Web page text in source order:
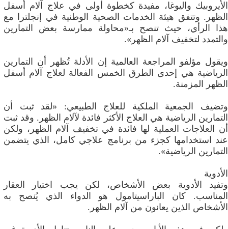
الأيروبيك واليوغا، مفيدة كخطوة أولى في علاج آلام أسفل
الظهر. وتتفق هيئة الخدمات الصحية الوطنية في إنجلترا مع
هذا الرأي، حيث تنصح بـ«محاولة ممارسة بعض التمارين
والتمدد لتخفيف آلام الظهر».
ويقول مؤلفو المراجعة العالمية إن الأدلة تُظهر أن التمارين
الرياضية هي إحدى الطرق الخمس الفعالة لعلاج آلام أسفل
الظهر المزمنة.
وتضيف الجمعية الملكية للعلاج الطبيعي: «لقد ثبت أن
التمارين الرياضية هي العلاج الأكثر فائدة لآلام الظهر. وقد ثبت
أن العلاجات العملية لها فائدة في تخفيف آلام الظهر، ولكن
عند استخدامها كجزء من برنامج علاجي كامل، الذي يتضمن
التمارين الرياضية».
الأدوية
وتفيد الأدوية بعض الأشخاص، لكن يجب اختيار العقار
المناسب. كان الباراسيتامول هو الدواء الذي يُنصح به
الأشخاص الذين يعانون من آلام الظهر.